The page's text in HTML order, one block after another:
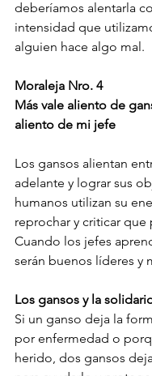
deberíamos alentarla
intensidad que
alguien hace algo mal.
Moraleja Nro. 4
Más vale aliento de
aliento de mi jefe
Los gansos alientan
adelante y lograr sus
humanos utilizan su
reprochar y criticar que
Cuando los jefes
serán buenos líderes y
Los gansos y la
Si un ganso deja la
por enfermedad o
herido, dos gansos